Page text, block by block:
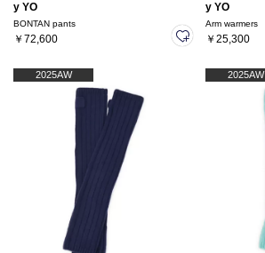
y YO
BONTAN pants
￥72,600
y YO
Arm warmers
￥25,300
2025AW 2025AW